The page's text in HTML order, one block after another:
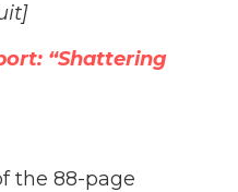
“Shattering
the 88-page